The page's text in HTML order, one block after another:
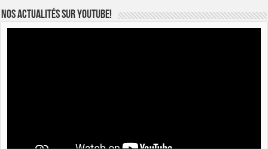
Nos actualités sur YOUTUBE!